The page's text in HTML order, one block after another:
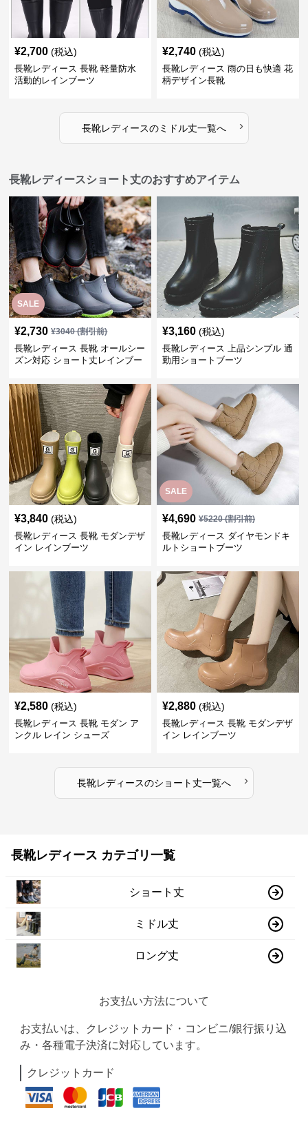
¥2,700 (税込)
長靴レディース 長靴 軽量防水
活動的レインブーツ
¥2,740 (税込)
長靴レディース 雨の日も快適 花
柄デザイン長靴
長靴レディースのミドル丈一覧へ ›
長靴レディースショート丈のおすすめアイテム
SALE
¥2,730 ¥3040(割引前)
長靴レディース 長靴 オールシー
ズン対応 ショート丈レインブー
¥3,160 (税込)
長靴レディース 上品シンプル 通
勤用ショートブーツ
¥3,840 (税込)
長靴レディース 長靴 モダンデザ
イン レインブーツ
SALE
¥4,690 ¥5220(割引前)
長靴レディース ダイヤモンドキ
ルトショートブーツ
¥2,580 (税込)
長靴レディース 長靴 モダン ア
ンクル レイン シューズ
¥2,880 (税込)
長靴レディース 長靴 モダンデザ
イン レインブーツ
長靴レディースのショート丈一覧へ ›
長靴レディース カテゴリ一覧
ショート丈
ミドル丈
ロング丈
お支払い方法について
お支払いは、クレジットカード・コンビニ/銀行振り込
み・各種電子決済に対応しています。
クレジットカード